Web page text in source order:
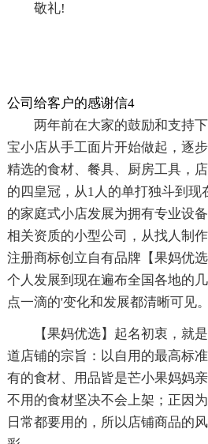
敬礼!
公司给客户的感谢信4
两年前在大家的鼓励和支持
宝小店从手工面片开始做起，逐
精选的食材、餐具、厨房工具，
的四皇冠，从1人的单打独斗到现
的家庭式小店发展为拥有专业设
相关资质的小型公司，从找人制
注册商标创立自有品牌【果妈优
个人发展到现在遍布全国各地的
点一滴的'变化和发展都清晰可见。
【果妈优选】起名初衷，就
道店铺的宗旨：以自用的最高
有的食材、用品皆是芒小果妈妈
不用的食材坚决不会上架；正因
日常都要用的，所以店铺商品的